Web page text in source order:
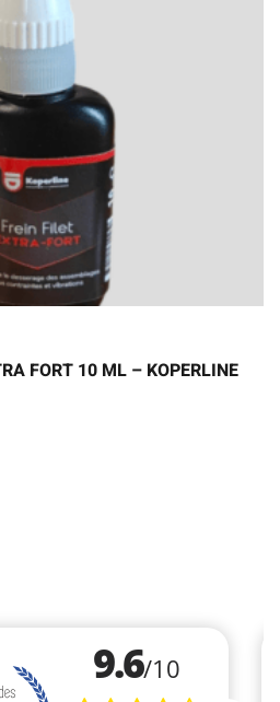
FORT 10 ML – KOPERLINE